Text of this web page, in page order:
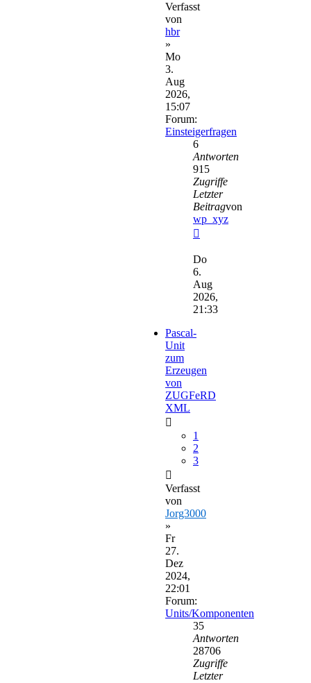
Verfasst
von
hbr
»
Mo
3.
Aug
2026,
15:07
Forum:
Einsteigerfragen
6
Antworten
915
Zugriffe
Letzter
Beitragvon
wp_xyz
Beitrag
Do
6.
Aug
2026,
21:33
Pascal-
Unit
zum
Erzeugen
von
ZUGFeRD
XML
1
2
3
Verfasst
von
Jorg3000
»
Fr
27.
Dez
2024,
22:01
Forum:
Units/Komponenten
35
Antworten
28706
Zugriffe
Letzter